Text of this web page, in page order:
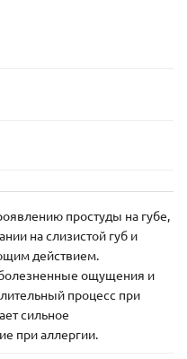
простуды на губе,
на слизистой губ и
действием.
ощущения и
процесс при
сильное
при аллергии.